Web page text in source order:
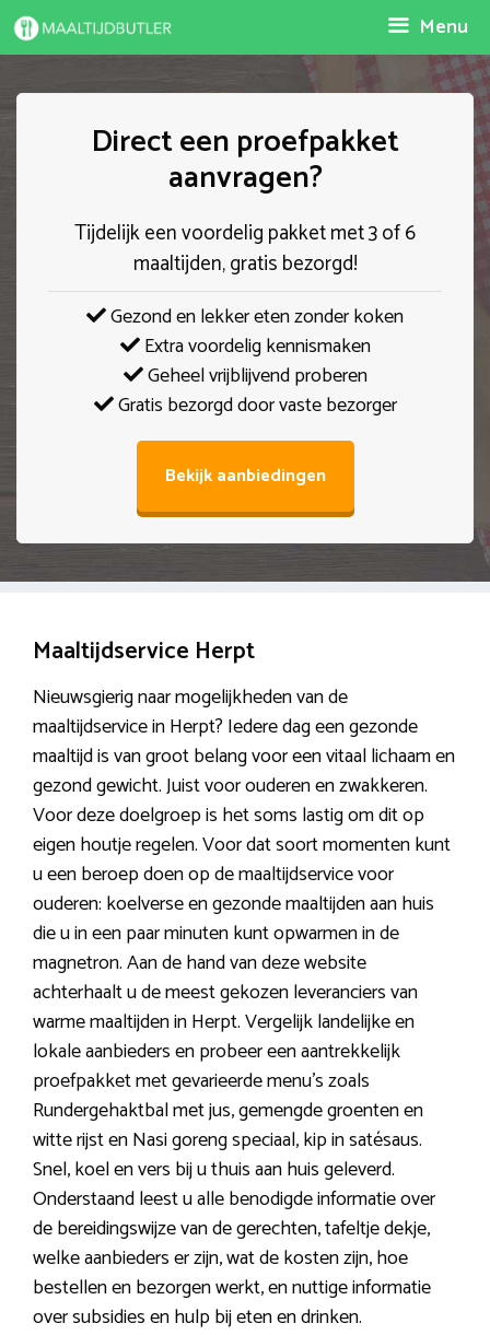
Spring
naar
Menu
Direct een proefpakket
aanvragen?
Tijdelijk een voordelig pakket met 3 of 6
maaltijden, gratis bezorgd!
Gezond en lekker eten zonder koken
Extra voordelig kennismaken
Geheel vrijblijvend proberen
Gratis bezorgd door vaste bezorger
Bekijk aanbiedingen
Maaltijdservice Herpt
Nieuwsgierig naar mogelijkheden van de
maaltijdservice in Herpt? Iedere dag een gezonde
maaltijd is van groot belang voor een vitaal lichaam en
gezond gewicht. Juist voor ouderen en zwakkeren.
Voor deze doelgroep is het soms lastig om dit op
eigen houtje regelen. Voor dat soort momenten kunt
u een beroep doen op de maaltijdservice voor
ouderen: koelverse en gezonde maaltijden aan huis
die u in een paar minuten kunt opwarmen in de
magnetron. Aan de hand van deze website
achterhaalt u de meest gekozen leveranciers van
warme maaltijden in Herpt. Vergelijk landelijke en
lokale aanbieders en probeer een aantrekkelijk
proefpakket met gevarieerde menu’s zoals
Rundergehaktbal met jus, gemengde groenten en
witte rijst en Nasi goreng speciaal, kip in satésaus.
Snel, koel en vers bij u thuis aan huis geleverd.
Onderstaand leest u alle benodigde informatie over
de bereidingswijze van de gerechten, tafeltje dekje,
welke aanbieders er zijn, wat de kosten zijn, hoe
bestellen en bezorgen werkt, en nuttige informatie
over subsidies en hulp bij eten en drinken.